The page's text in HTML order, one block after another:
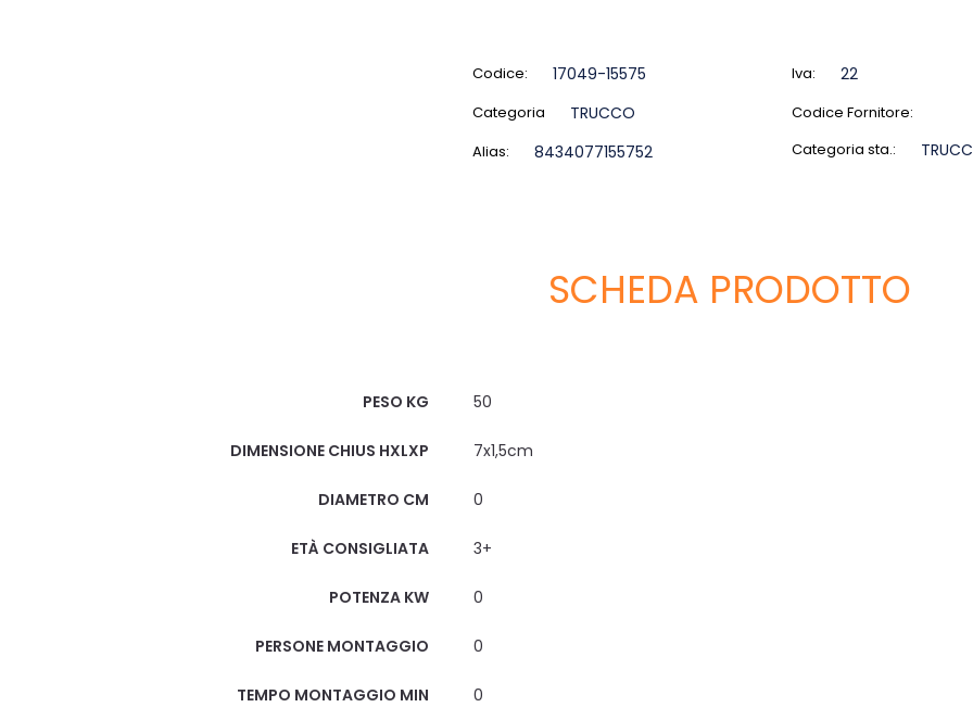
Codice: 17049-15575
Categoria TRUCCO
Alias: 8434077155752
Iva: 22
Codice Fornitore:
Categoria sta.:
SCHEDA PRODOTTO
PESO KG 50
DIMENSIONE CHIUS HXLXP 7x1,5cm
DIAMETRO CM 0
ETÀ CONSIGLIATA 3+
POTENZA KW 0
PERSONE MONTAGGIO 0
TEMPO MONTAGGIO MIN 0